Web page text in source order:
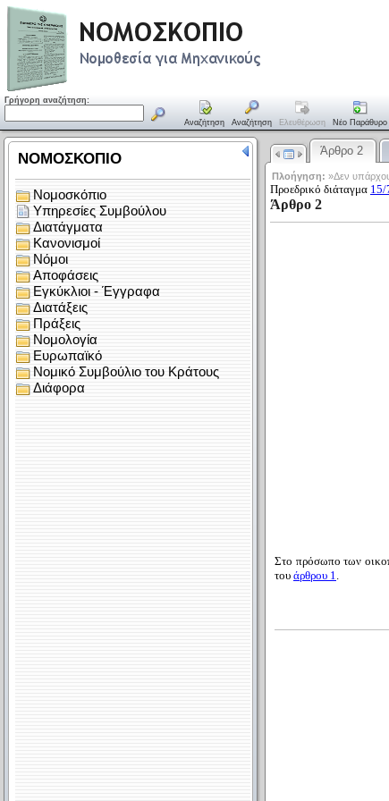
Γρήγορη αναζήτηση:
Αναζήτηση Αναζήτηση Ελευθέρωση Νέο Παράθυρο
Άρθρο 2